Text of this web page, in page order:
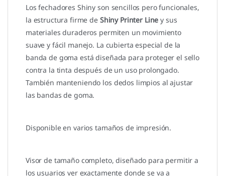
Los fechadores Shiny son sencillos pero funcionales,
la estructura firme de Shiny Printer Line y sus
materiales duraderos permiten un movimiento
suave y fácil manejo. La cubierta especial de la
banda de goma está diseñada para proteger el sello
contra la tinta después de un uso prolongado.
También manteniendo los dedos limpios al ajustar
las bandas de goma.
Disponible en varios tamaños de impresión.
Visor de tamaño completo, diseñado para permitir a
los usuarios ver exactamente donde se va a